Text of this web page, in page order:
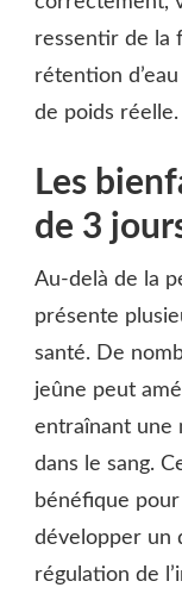
ressentir de la
rétention
de poids réelle.
Les
de 3
Au-delà de la
présente
santé. De
jeûne peut
entraînant une
dans le sang.
bénéfique
développer un
régulation de